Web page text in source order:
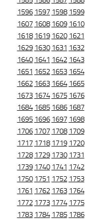
1596 1597 1598 1599
1607 1608 1609 1610
1618 1619 1620 1621
1629 1630 1631 1632
1640 1641 1642 1643
1651 1652 1653 1654
1662 1663 1664 1665
1673 1674 1675 1676
1684 1685 1686 1687
1695 1696 1697 1698
1706 1707 1708 1709
1717 1718 1719 1720
1728 1729 1730 1731
1739 1740 1741 1742
1750 1751 1752 1753
1761 1762 1763 1764
1772 1773 1774 1775
1783 1784 1785 1786